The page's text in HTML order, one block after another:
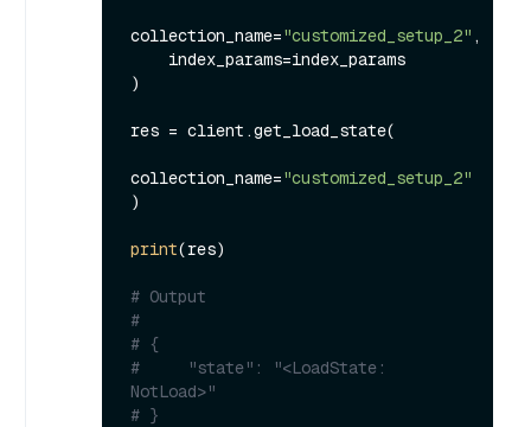
collection_name="customized_setup_2" ,
)
res = client.get_load_state(
collection_name="customized_setup_2"
)
print(res)
# Output
#
# {
#     "state": "<LoadState:
NotLoad>"
# }